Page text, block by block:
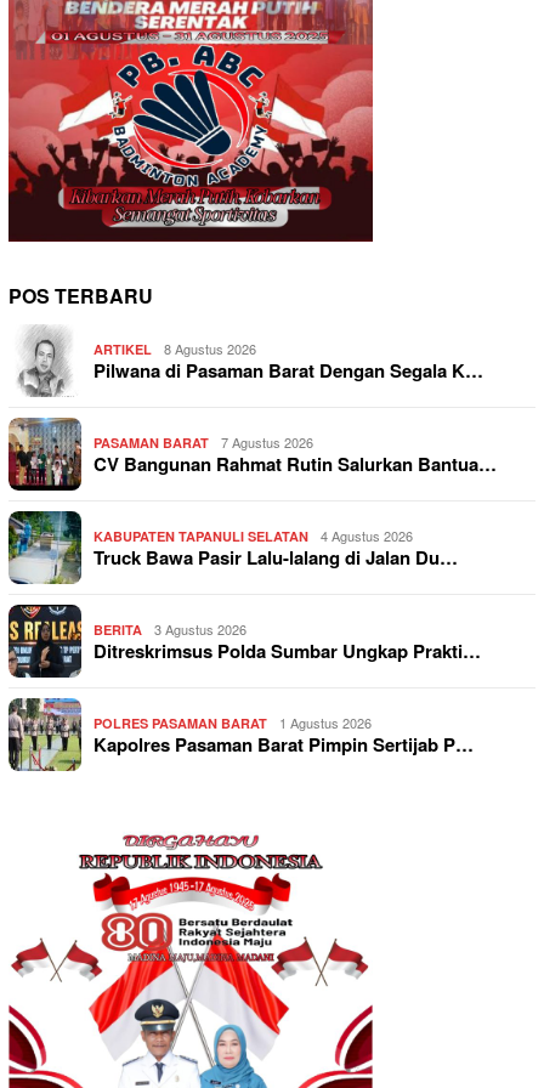
POS TERBARU
ARTIKEL 8 Agustus 2026
Pilwana di Pasaman Barat Dengan Segala K…
PASAMAN BARAT 7 Agustus 2026
CV Bangunan Rahmat Rutin Salurkan Bantua…
KABUPATEN TAPANULI SELATAN 4 Agustus 2026
Truck Bawa Pasir Lalu-lalang di Jalan Du…
BERITA 3 Agustus 2026
Ditreskrimsus Polda Sumbar Ungkap Prakti…
POLRES PASAMAN BARAT 1 Agustus 2026
Kapolres Pasaman Barat Pimpin Sertijab P…